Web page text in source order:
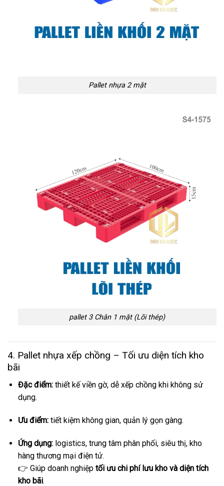
Pallet nhựa 2 mặt
pallet 3 Chân 1 mặt (Lõi thép)
4. Pallet nhựa xếp chồng – Tối ưu diện tích kho
bãi
Đặc điểm:thiết kế viền gờ, dễ xếp chồng khi không sử
dụng.
Ưu điểm:tiết kiệm không gian, quản lý gọn gàng.
Ứng dụng:logistics, trung tâm phân phối, siêu thị, kho
hàng thương mại điện tử.
👉 Giúp doanh nghiệp tối ưu chi phí lưu kho và diện tích
kho bãi.